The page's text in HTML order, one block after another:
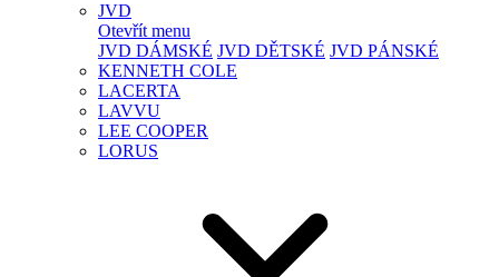
JVD
Otevřít menu
JVD DÁMSKÉ JVD DĚTSKÉ JVD PÁNSKÉ
KENNETH COLE
LACERTA
LAVVU
LEE COOPER
LORUS